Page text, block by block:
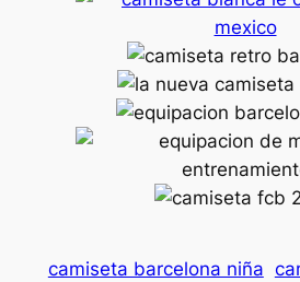
camiseta barcelona niña